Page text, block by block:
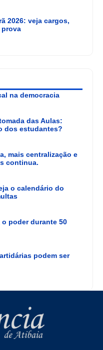
2026: veja cargos,
prova
na democracia
das Aulas:
dos estudantes?
mais centralização e
continua.
o calendário do
poder durante 50
podem ser